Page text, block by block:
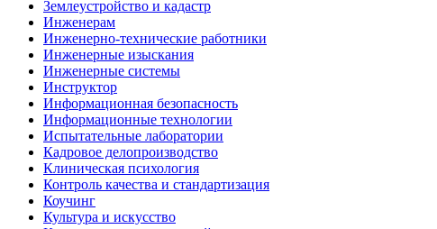
Землеустройство и кадастр
Инженерам
Инженерно-технические работники
Инженерные изыскания
Инженерные системы
Инструктор
Информационная безопасность
Информационные технологии
Испытательные лаборатории
Кадровое делопроизводство
Клиническая психология
Контроль качества и стандартизация
Коучинг
Культура и искусство